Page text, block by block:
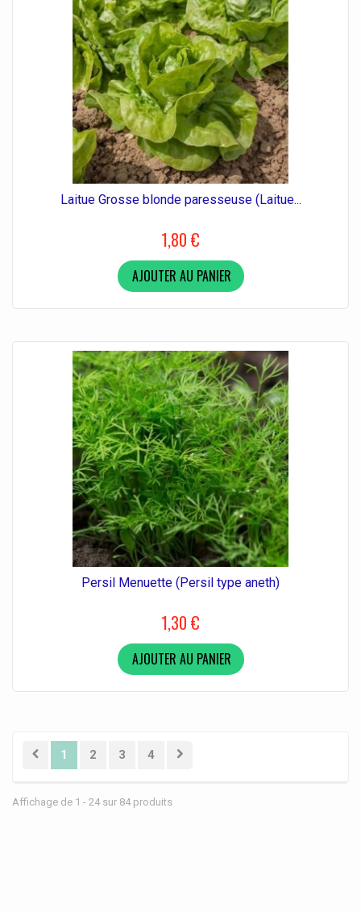
Laitue Grosse blonde paresseuse (Laitue...
1,80 €
AJOUTER AU PANIER
Persil Menuette (Persil type aneth)
1,30 €
AJOUTER AU PANIER
1 2 3 4
Affichage de 1 - 24 sur 84 produits